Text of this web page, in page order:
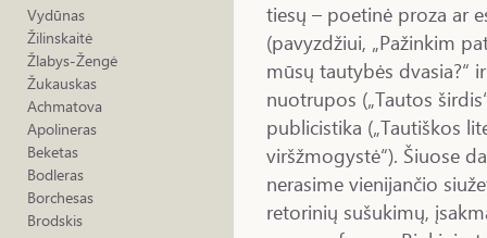
Vydūnas
Žilinskaitė
Žlabys-Žengė
Žukauskas
Achmatova
Apolineras
Beketas
Bodleras
Borchesas
Brodskis
tiesų – poetinė proza ar
(pavyzdžiui, „Pažinkim
mūsų tautybės dvasia?“
nuotrupos („Tautos
publicistika („Tautiškos
viršžmogystė“). Šiuose
nerasime vienijančio
retorinių sušukimų,